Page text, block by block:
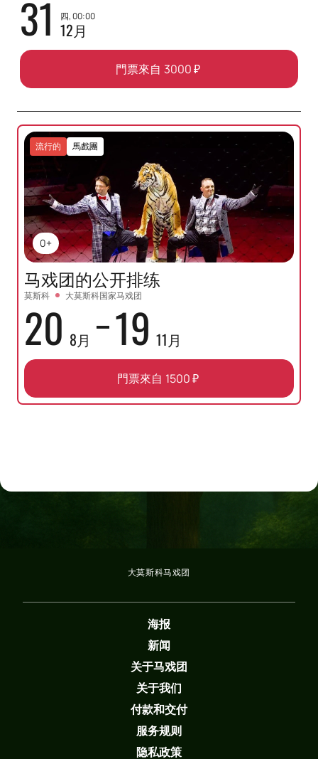
31 四, 00:00
12月
門票來自 3000₽
0+
馬戲團
流行的
马戏团的公开排练
莫斯科 大莫斯科国家马戏团
20 8月 19 11月
門票來自 1500₽
大莫斯科马戏团
海报
新闻
关于马戏团
关于我们
付款和交付
服务规则
隐私政策